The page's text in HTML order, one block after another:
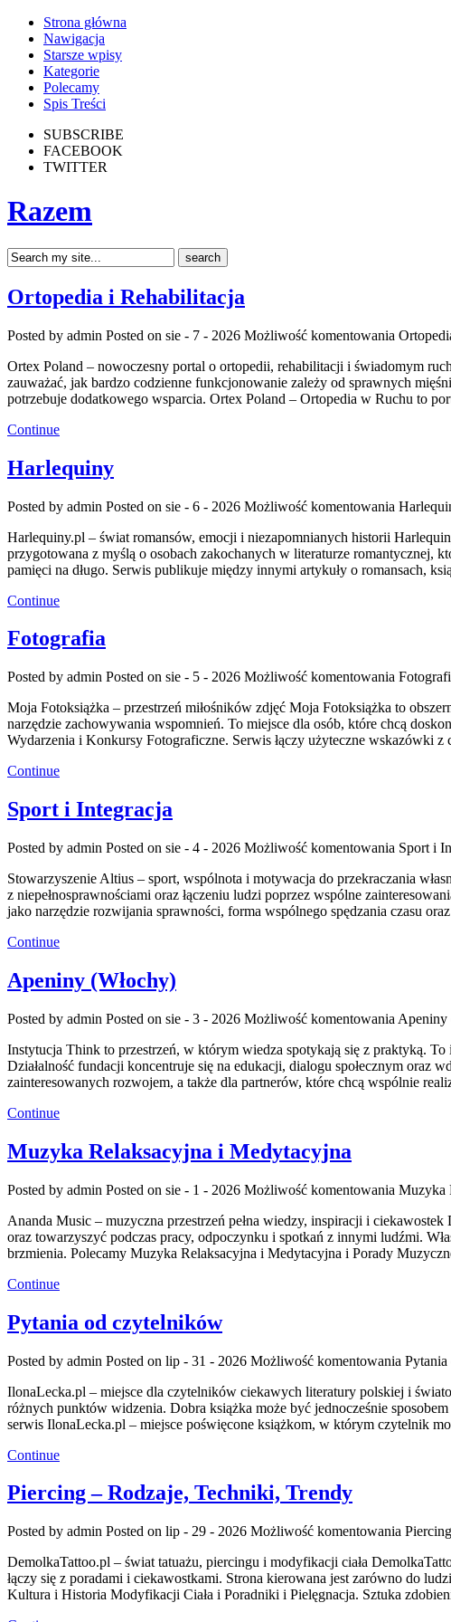
Strona główna
Nawigacja
Starsze wpisy
Kategorie
Polecamy
Spis Treści
SUBSCRIBE
FACEBOOK
TWITTER
Razem
Ortopedia i Rehabilitacja
Posted by admin Posted on sie - 7 - 2026 Możliwość komentowania
Ortex Poland – nowoczesny portal o ortopedii, rehabilitacji i świadomym
zauważać, jak bardzo codzienne funkcjonowanie zależy od sprawnych
potrzebuje dodatkowego wsparcia. Ortex Poland – Ortopedia w Ruchu to
Continue
Harlequiny
Posted by admin Posted on sie - 6 - 2026 Możliwość komentowania
Harlequiny.pl – świat romansów, emocji i niezapomnianych historii
przygotowana z myślą o osobach zakochanych w literaturze romantycznej,
pamięci na długo. Serwis publikuje między innymi artykuły o romansach,
Continue
Fotografia
Posted by admin Posted on sie - 5 - 2026 Możliwość komentowania
Moja Fotoksiążka – przestrzeń miłośników zdjęć Moja Fotoksiążka to
narzędzie zachowywania wspomnień. To miejsce dla osób, które chcą
Wydarzenia i Konkursy Fotograficzne. Serwis łączy użyteczne wskazówki
Continue
Sport i Integracja
Posted by admin Posted on sie - 4 - 2026 Możliwość komentowania Sport i
Stowarzyszenie Altius – sport, wspólnota i motywacja do przekraczania
z niepełnosprawnościami oraz łączeniu ludzi poprzez wspólne
jako narzędzie rozwijania sprawności, forma wspólnego spędzania czasu
Continue
Apeniny (Włochy)
Posted by admin Posted on sie - 3 - 2026 Możliwość komentowania Apeniny
Instytucja Think to przestrzeń, w którym wiedza spotykają się z praktyką.
Działalność fundacji koncentruje się na edukacji, dialogu społecznym oraz
zainteresowanych rozwojem, a także dla partnerów, które chcą wspólnie
Continue
Muzyka Relaksacyjna i Medytacyjna
Posted by admin Posted on sie - 1 - 2026 Możliwość komentowania Muzyka
Ananda Music – muzyczna przestrzeń pełna wiedzy, inspiracji i
oraz towarzyszyć podczas pracy, odpoczynku i spotkań z innymi ludźmi.
brzmienia. Polecamy Muzyka Relaksacyjna i Medytacyjna i Porady
Continue
Pytania od czytelników
Posted by admin Posted on lip - 31 - 2026 Możliwość komentowania
IlonaLecka.pl – miejsce dla czytelników ciekawych literatury polskiej i
różnych punktów widzenia. Dobra książka może być jednocześnie
serwis IlonaLecka.pl – miejsce poświęcone książkom, w którym czytelnik
Continue
Piercing – Rodzaje, Techniki, Trendy
Posted by admin Posted on lip - 29 - 2026 Możliwość komentowania
DemolkaTattoo.pl – świat tatuażu, piercingu i modyfikacji ciała
łączy się z poradami i ciekawostkami. Strona kierowana jest zarówno do
Kultura i Historia Modyfikacji Ciała i Poradniki i Pielęgnacja. Sztuka